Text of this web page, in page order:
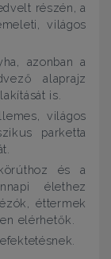
részén, a
világos
azonban a
alaprajz
is.
világos
parketta
és a
élethez
éttermek
elérhetők.